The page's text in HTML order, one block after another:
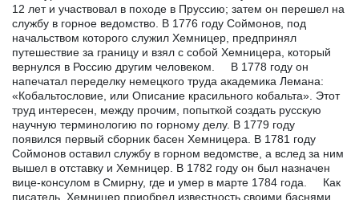
12 лет и участвовал в походе в Пруссию; затем он перешел на
службу в горное ведомство. В 1776 году Соймонов, под
начальством которого служил Хемницер, предпринял
путешествие за границу и взял с собой Хемницера, который
вернулся в Россию другим человеком. В 1778 году он
напечатал переделку немецкого труда академика Лемана:
«Кобальтословие, или Описание красильного кобальта». Этот
труд интересен, между прочим, попыткой создать русскую
научную терминологию по горному делу. В 1779 году
появился первый сборник басен Хемницера. В 1781 году
Соймонов оставил службу в горном ведомстве, а вслед за ним
вышел в отставку и Хемницер. В 1782 году он был назначен
вице-консулом в Смирну, где и умер в марте 1784 года. Как
писатель, Хемницер приобрел известность своими баснями.